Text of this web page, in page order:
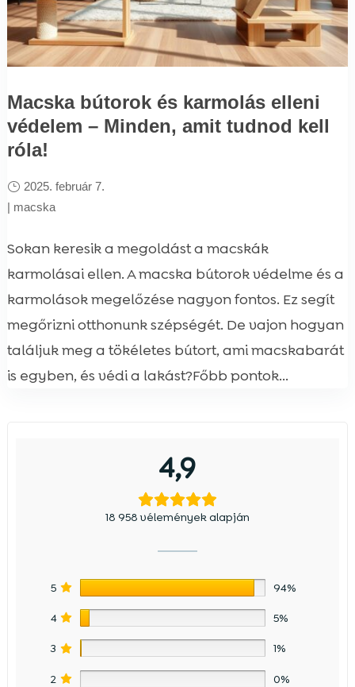
Macska bútorok és karmolás elleni
védelem – Minden, amit tudnod kell
róla!
2025. február 7.
| macska
Sokan keresik a megoldást a macskák
karmolásai ellen. A macska bútorok védelme és a
karmolások megelőzése nagyon fontos. Ez segít
megőrizni otthonunk szépségét. De vajon hogyan
találjuk meg a tökéletes bútort, ami macskabarát
is egyben, és védi a lakást?Főbb pontok...
4,9
18 958 vélemények alapján
5 94%
4 5%
3 1%
2 0%